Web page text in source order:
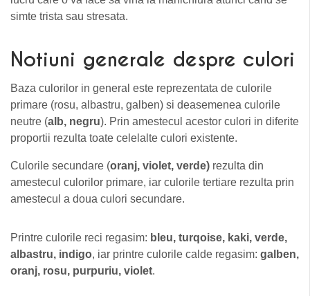
simte trista sau stresata.
Notiuni generale despre culori
Baza culorilor in general este reprezentata de culorile
primare (rosu, albastru, galben) si deasemenea culorile
neutre (alb, negru). Prin amestecul acestor culori in diferite
proportii rezulta toate celelalte culori existente.
Culorile secundare (oranj, violet, verde) rezulta din
amestecul culorilor primare, iar culorile tertiare rezulta prin
amestecul a doua culori secundare.
Printre culorile reci regasim: bleu, turqoise, kaki, verde,
albastru, indigo, iar printre culorile calde regasim: galben,
oranj, rosu, purpuriu, violet.